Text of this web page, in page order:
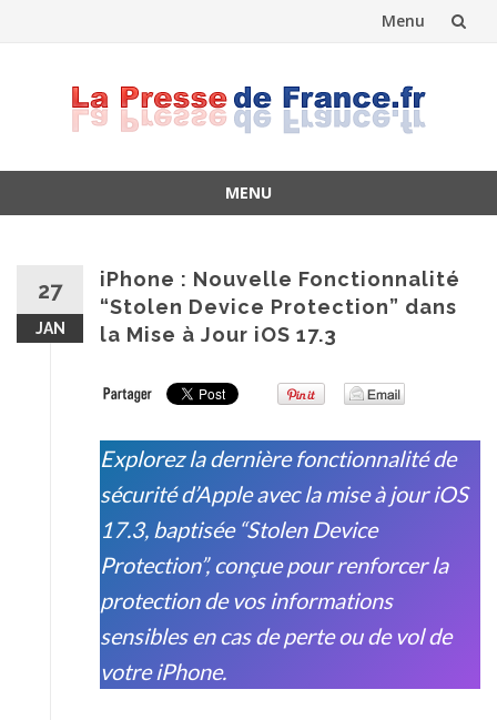
Menu
MENU
27
JAN
iPhone : Nouvelle Fonctionnalité
“Stolen Device Protection” dans
la Mise à Jour iOS 17.3
Explorez la dernière fonctionnalité de
sécurité d’Apple avec la mise à jour iOS
17.3, baptisée “Stolen Device
Protection”, conçue pour renforcer la
protection de vos informations
sensibles en cas de perte ou de vol de
votre iPhone.